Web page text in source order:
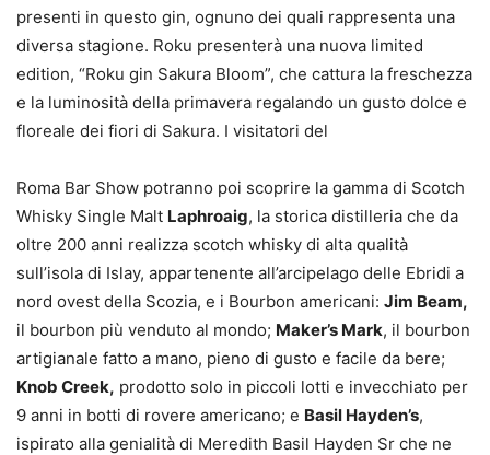
presenti in questo gin, ognuno dei quali rappresenta una
diversa stagione. Roku presenterà una nuova limited
edition, “Roku gin Sakura Bloom”, che cattura la freschezza
e la luminosità della primavera regalando un gusto dolce e
floreale dei fiori di Sakura. I visitatori del
Roma Bar Show potranno poi scoprire la gamma di Scotch
Whisky Single Malt Laphroaig, la storica distilleria che da
oltre 200 anni realizza scotch whisky di alta qualità
sull’isola di Islay, appartenente all’arcipelago delle Ebridi a
nord ovest della Scozia, e i Bourbon americani: Jim Beam,
il bourbon più venduto al mondo; Maker’s Mark, il bourbon
artigianale fatto a mano, pieno di gusto e facile da bere;
Knob Creek, prodotto solo in piccoli lotti e invecchiato per
9 anni in botti di rovere americano; e Basil Hayden’s,
ispirato alla genialità di Meredith Basil Hayden Sr che ne